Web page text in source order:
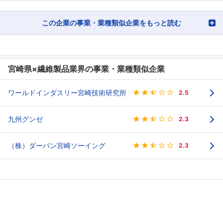
この企業の事業・業種類似企業をもっと読む
宮崎県×繊維製品業界の事業・業種類似企業
ワールドインダスリー宮崎技術研究所 2.5
九州グンゼ 2.3
（株）ダーバン宮崎ソーイング 2.3